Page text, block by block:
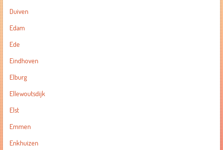
Duiven
Edam
Ede
Eindhoven
Elburg
Ellewoutsdijk
Elst
Emmen
Enkhuizen